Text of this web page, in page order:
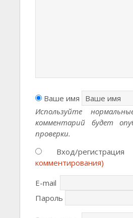
Ваше имя
Используйте
комментарий будет
проверки.
Вход/
комментирования)
E-mail
Пароль